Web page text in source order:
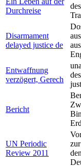
Durchreise
Disarmament
delayed justice de
Entwaffnung
verzögert, Gerech
Bericht
UN Periodic
Review 2011